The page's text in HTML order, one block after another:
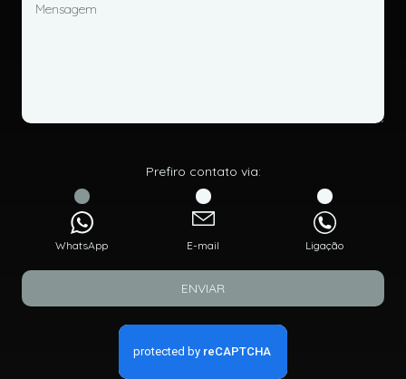
Prefiro contato via:
WhatsApp E-mail Ligação
ENVIAR